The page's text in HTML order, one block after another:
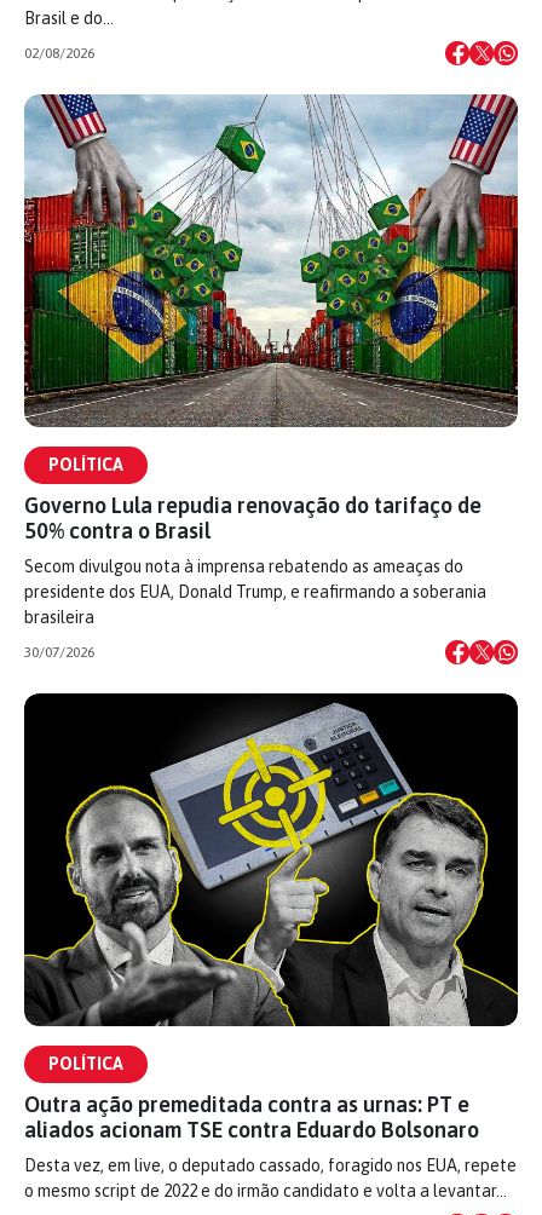
Brasil e do…
02/08/2026
POLÍTICA
Governo Lula repudia renovação do tarifaço de
50% contra o Brasil
Secom divulgou nota à imprensa rebatendo as ameaças do
presidente dos EUA, Donald Trump, e reafirmando a soberania
brasileira
30/07/2026
POLÍTICA
Outra ação premeditada contra as urnas: PT e
aliados acionam TSE contra Eduardo Bolsonaro
Desta vez, em live, o deputado cassado, foragido nos EUA, repete
o mesmo script de 2022 e do irmão candidato e volta a levantar…